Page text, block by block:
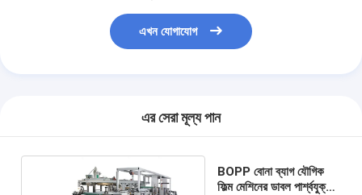
এখন যোগাযোগ
এর সেরা মূল্য পান
BOPP বোনা ব্যাগ যৌগিক
ফিল্ম মেশিনের ডাবল পার্শ্বযুক্ত